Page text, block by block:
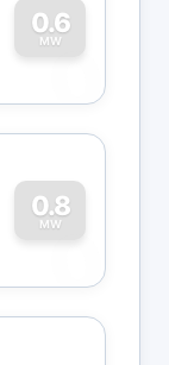
0.6
MW
0
0.8
MW
0